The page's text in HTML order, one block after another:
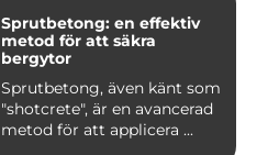
Sprutbetong: en effektiv
metod för att säkra
bergytor
Sprutbetong, även känt som
"shotcrete", är en avancerad
metod för att applicera ...